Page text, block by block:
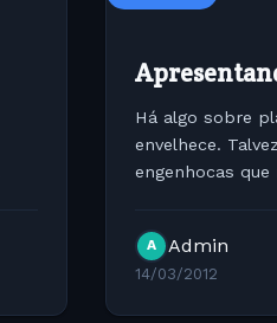
Há algo sobre
envelhece.
engenhocas
A Admin
14/03/2012